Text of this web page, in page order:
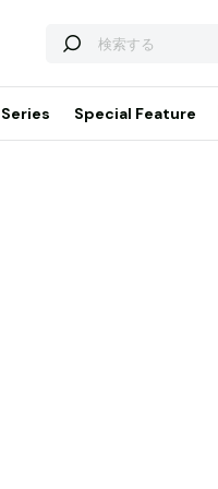
Series Special Feature